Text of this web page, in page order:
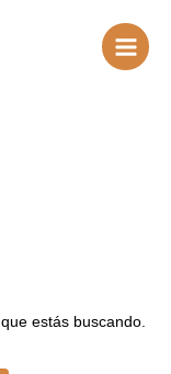
estás buscando.